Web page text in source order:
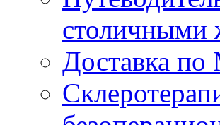
Доставка по